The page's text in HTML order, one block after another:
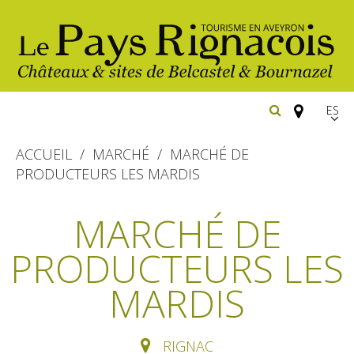
imprescindibles
Belcastel: pueblo y castillo
Bournazel: pueblo y castillo
Los parajes
Senderismo
Cicloturismo
Equitación
Hoteles y centros
de vacaciones
ACCUEIL MARCHÉ
MARCHÉ DE
PRODUCTEURS LES MARDIS
MARCHÉ DE
PRODUCTEURS LES
MARDIS
RIGNAC